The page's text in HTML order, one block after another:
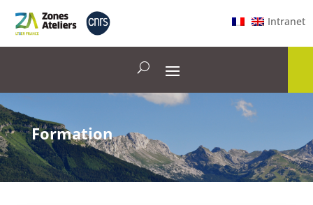
Intranet
Formation